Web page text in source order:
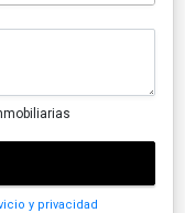
y privacidad